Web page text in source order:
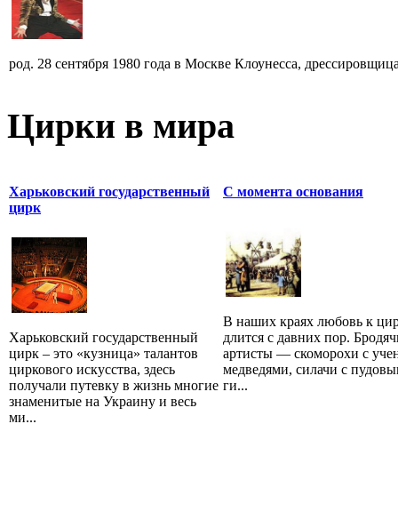
род. 28 сентября 1980 года в Москве Клоунесса,
Цирки в мира
Харьковский государственный
цирк
Харьковский государственный
цирк – это «кузница» талантов
циркового искусства, здесь
получали путевку в жизнь многие
знаменитые на Украину и весь
ми...
С момента основания
В наших краях любовь к
длится с давних пор.
артисты — скоморохи с
медведями, силачи с
ги...